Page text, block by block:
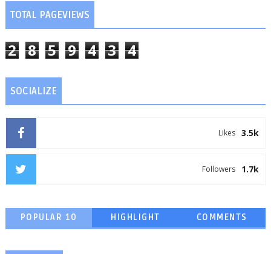
TOTAL PAGEVIEWS
2 8 5 9 4 3 4
SOCIALIZE
3.5k
Likes
1.7k
Followers
POPULAR 10 HIGHLIGHT COMMENTS